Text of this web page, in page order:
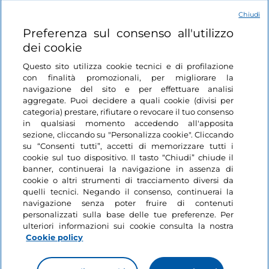
Il modo migliore per raggiungere Sassoferrato è in
auto. Il viaggio da Ancona dura poco più di un'ora,
con un facile accesso attraverso la SS76.
Articolo redatto sull’esperienza di Chloe Gunning.
Login
Restiamo in contatto
Preferenza sul consenso all'utilizzo
dei cookie
Questo sito utilizza cookie tecnici e di profilazione
con finalità promozionali, per migliorare la
navigazione del sito e per effettuare analisi
aggregate. Puoi decidere a quali cookie (divisi per
categoria) prestare, rifiutare o revocare il tuo consenso
in qualsiasi momento accedendo all'apposita
sezione, cliccando su "Personalizza cookie". Cliccando
su “Consenti tutti”, accetti di memorizzare tutti i
cookie sul tuo dispositivo. Il tasto “Chiudi” chiude il
banner, continuerai la navigazione in assenza di
cookie o altri strumenti di tracciamento diversi da
quelli tecnici. Negando il consenso, continuerai la
navigazione senza poter fruire di contenuti
personalizzati sulla base delle tue preferenze. Per
ulteriori informazioni sui cookie consulta la nostra
Cookie policy
Chiudi